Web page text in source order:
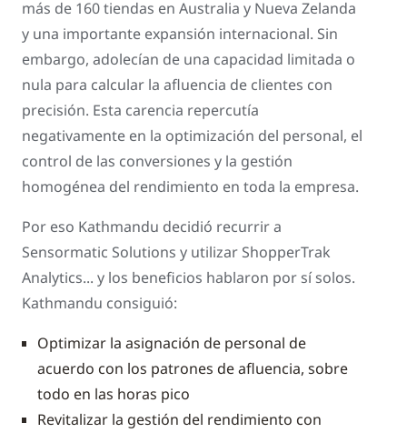
más de 160 tiendas en Australia y Nueva Zelanda
y una importante expansión internacional. Sin
embargo, adolecían de una capacidad limitada o
nula para calcular la afluencia de clientes con
precisión. Esta carencia repercutía
negativamente en la optimización del personal, el
control de las conversiones y la gestión
homogénea del rendimiento en toda la empresa.
Por eso Kathmandu decidió recurrir a
Sensormatic Solutions y utilizar ShopperTrak
Analytics... y los beneficios hablaron por sí solos.
Kathmandu consiguió:
Optimizar la asignación de personal de
acuerdo con los patrones de afluencia, sobre
todo en las horas pico
Revitalizar la gestión del rendimiento con